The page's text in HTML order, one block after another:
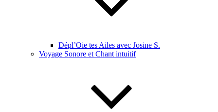
Dépl’Oie tes Ailes avec Josine S.
Voyage Sonore et Chant intuitif